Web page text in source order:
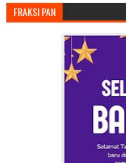
FRAKSI PAN